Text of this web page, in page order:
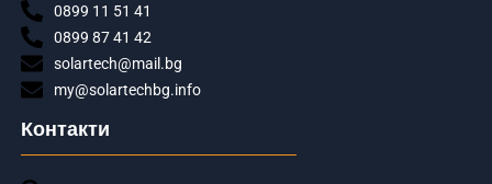
0899 11 51 41
0899 87 41 42
solartech@mail.bg
my@solartechbg.info
Контакти